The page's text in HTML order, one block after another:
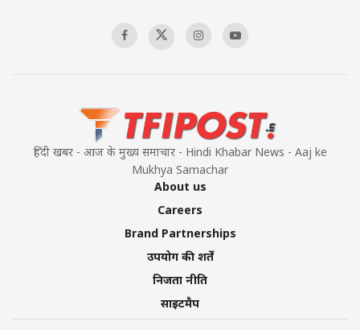
हिंदी खबर - आज के मुख्य समाचार - Hindi Khabar News - Aaj ke
Mukhya Samachar
About us
Careers
Brand Partnerships
उपयोग की शर्तें
निजता नीति
साइटमैप